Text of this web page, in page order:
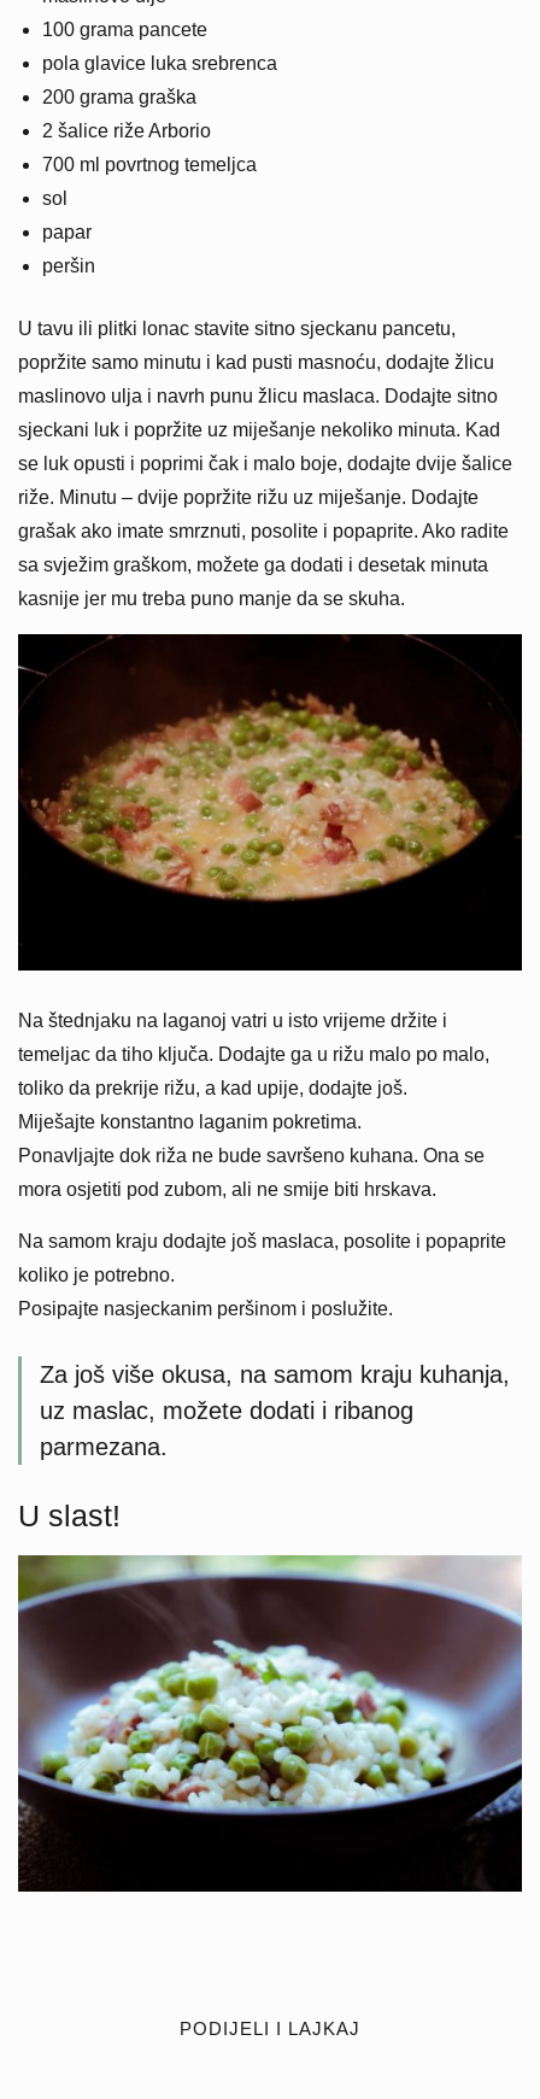
100 grama pancete
pola glavice luka srebrenca
200 grama graška
2 šalice riže Arborio
700 ml povrtnog temeljca
sol
papar
peršin
U tavu ili plitki lonac stavite sitno sjeckanu pancetu,
popržite samo minutu i kad pusti masnoću, dodajte žlicu
maslinovo ulja i navrh punu žlicu maslaca. Dodajte sitno
sjeckani luk i popržite uz miješanje nekoliko minuta. Kad
se luk opusti i poprimi čak i malo boje, dodajte dvije šalice
riže. Minutu – dvije popržite rižu uz miješanje. Dodajte
grašak ako imate smrznuti, posolite i popaprite. Ako radite
sa svježim graškom, možete ga dodati i desetak minuta
kasnije jer mu treba puno manje da se skuha.
Na štednjaku na laganoj vatri u isto vrijeme držite i
temeljac da tiho ključa. Dodajte ga u rižu malo po malo,
toliko da prekrije rižu, a kad upije, dodajte još.
Miješajte konstantno laganim pokretima.
Ponavljajte dok riža ne bude savršeno kuhana. Ona se
mora osjetiti pod zubom, ali ne smije biti hrskava.
Na samom kraju dodajte još maslaca, posolite i popaprite
koliko je potrebno.
Posipajte nasjeckanim peršinom i poslužite.
Za još više okusa, na samom kraju kuhanja,
uz maslac, možete dodati i ribanog
parmezana.
U slast!
PODIJELI I LAJKAJ